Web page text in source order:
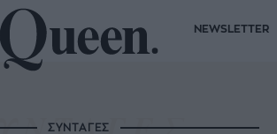
NEWSLETTER
ΣΥΝΤΑΓΕΣ